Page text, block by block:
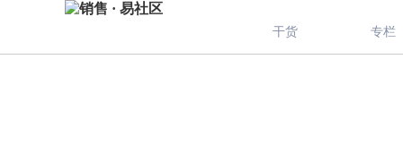
干货 专栏